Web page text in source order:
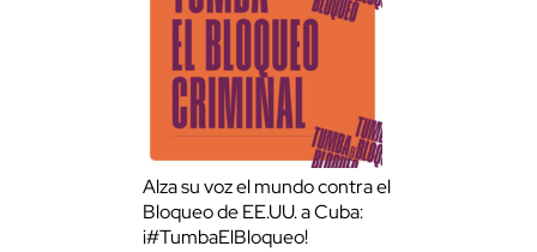
Alza su voz el mundo contra el
Bloqueo de EE.UU. a Cuba:
¡#TumbaElBloqueo!